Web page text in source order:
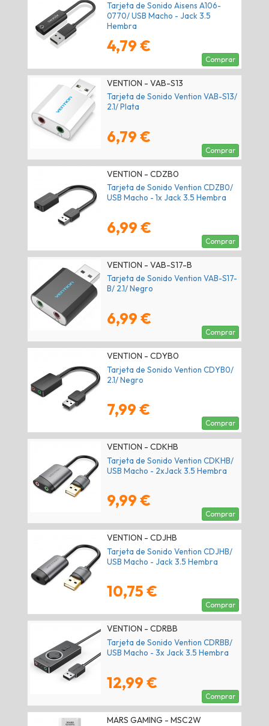
Tarjeta de Sonido Aisens A106-
0770/ USB Macho - Jack 3.5
Hembra
4,79 €
Comprar
VENTION - VAB-S13
Tarjeta de Sonido Vention VAB-S13/
2.1/ Plata
6,79 €
Comprar
VENTION - CDZB0
Tarjeta de Sonido Vention CDZB0/
USB Macho - 1x Jack 3.5 Hembra
6,99 €
Comprar
VENTION - VAB-S17-B
Tarjeta de Sonido Vention VAB-S17-
B/ 2.1/ Negro
6,99 €
Comprar
VENTION - CDYB0
Tarjeta de Sonido Vention CDYB0/
2.1/ Negro
7,99 €
Comprar
VENTION - CDKHB
Tarjeta de Sonido Vention CDKHB/
USB Macho - 2xJack 3.5 Hembra
9,99 €
Comprar
VENTION - CDJHB
Tarjeta de Sonido Vention CDJHB/
USB Macho - Jack 3.5 Hembra
10,75 €
Comprar
VENTION - CDRBB
Tarjeta de Sonido Vention CDRBB/
USB Macho - 3x Jack 3.5 Hembra
12,99 €
Comprar
MARS GAMING - MSC2W